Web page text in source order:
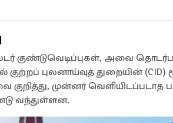
குண்டுவெடிப்புகள், அவை
புலனாய்வுத் துறையின் (CID)
முன்னர் வெளியிடப்படாத
வந்துள்ளன.